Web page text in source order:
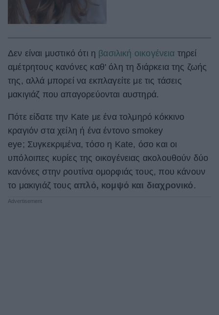
Δεν είναι μυστικό ότι η βασιλική οικογένεια τηρεί
αμέτρητους κανόνες καθ' όλη τη διάρκεια της ζωής
της, αλλά μπορεί να εκπλαγείτε με τις τάσεις
μακιγιάζ που απαγορεύονται αυστηρά.
Πότε είδατε την Kate με ένα τολμηρό κόκκινο
κραγιόν στα χείλη ή ένα έντονο smokey
eye; Συγκεκριμένα, τόσο η Kate, όσο και οι
υπόλοιπες κυρίες της οικογένειας ακολουθούν δύο
κανόνες στην ρουτίνα ομορφιάς τους, που κάνουν
το μακιγιάζ τους απλό, κομψό και διαχρονικό .